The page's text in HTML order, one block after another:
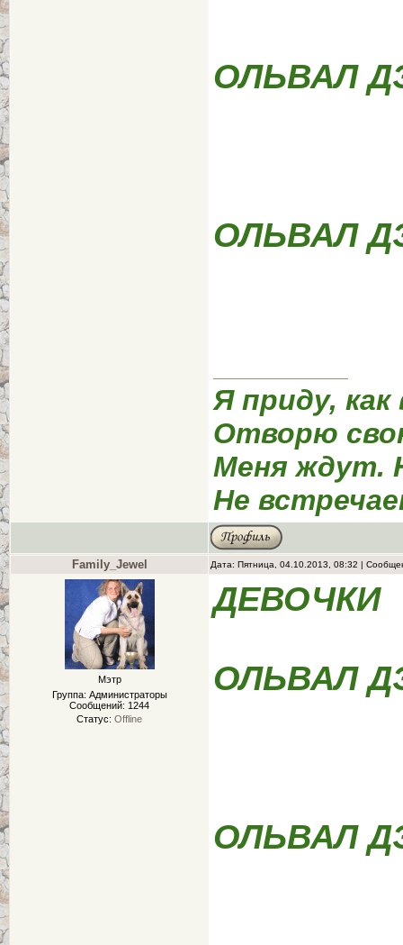
ОЛЬВАЛ
ОЛЬВАЛ
Я приду, как
Отворю
Меня ждут.
Не
Family_Jewel Дата: Пятница, 04.10.2013, 08:32 |
Мэтр
Группа: Администраторы
Сообщений: 1244
Статус: Offline
ДЕВОЧКИ
ОЛЬВАЛ
ОЛЬВАЛ